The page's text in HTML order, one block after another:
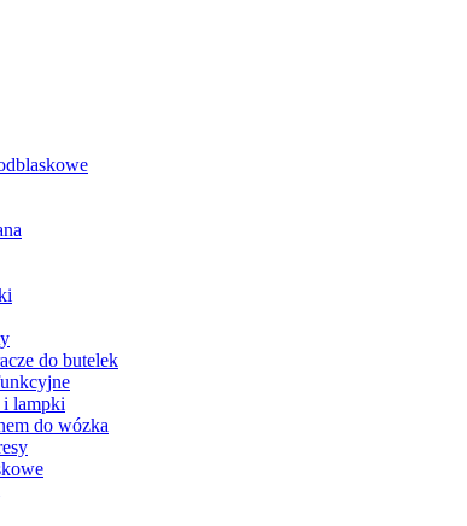
do butelek
lampki
do wózka